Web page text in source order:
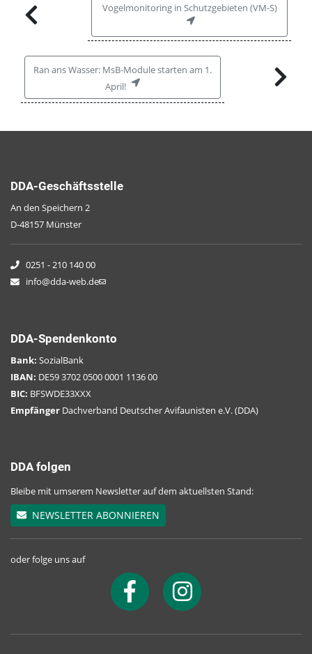
Vogelmonitoring in Schutzgebieten (VM-S)
Ran ans Wasser: MsB-Module starten am 1.
April!
DDA-Geschäftsstelle
An den Speichern 2
D-48157 Münster
0251 - 210 140 00
info@dda-web.de
DDA-Spendenkonto
Bank: SozialBank
IBAN: DE59 3702 0500 0001 1136 00
BIC: BFSWDE33XXX
Empfänger Dachverband Deutscher Avifaunisten e.V. (DDA)
DDA folgen
Bleibe mit umserem Newsletter auf dem aktuellsten Stand:
NEWSLETTER ABONNIEREN
oder folge uns auf